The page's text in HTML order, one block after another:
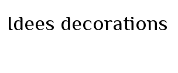
Idees decorations